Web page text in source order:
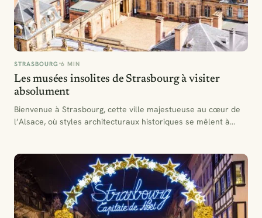
STRASBOURG 6 MIN
Les musées insolites de Strasbourg à visiter
absolument
Bienvenue à Strasbourg, cette ville majestueuse au cœur de
l’Alsace, où styles architecturaux historiques se mêlent à